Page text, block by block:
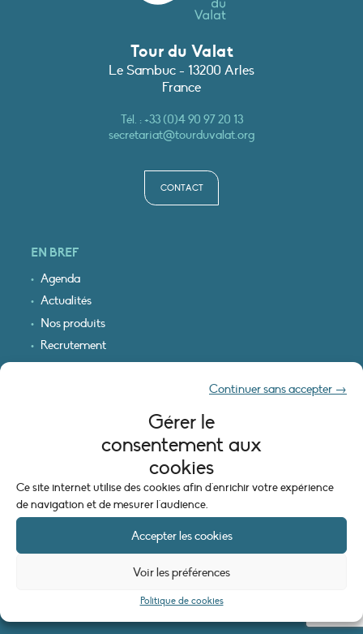
Gérer le
consentement aux
cookies
Ce site internet utilise des cookies afin d'enrichir votre expérience
de navigation et de mesurer l'audience.
Accepter les cookies
Continuer sans accepter →
Voir les préférences
Politique de cookies
Tour du Valat
Le Sambuc - 13200 Arles
France
Tél. :+33 (0)4 90 97 20 13
secretariat@tourduvalat.org
CONTACT
EN BREF
Agenda
Actualités
Nos produits
Recrutement
INFORMATIONS LÉGALES
Mentions légales
Politique de cookies (UE)